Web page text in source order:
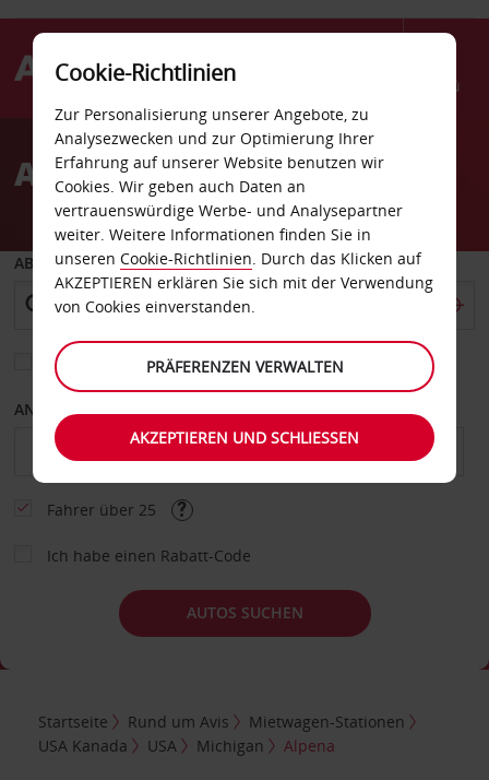
Menü
AvisAutovermietung Alpena
ABHOLEN VON
Eine andere Rückgabestation auswählen
ANFANGSDATUM
Fahrer über 25
Ich habe einen Rabatt-Code
AUTOS SUCHEN
Startseite Rund um Avis
Mietwagen-Stationen
USA Kanada
USA Michigan Alpena
Cookie-Richtlinien
Zur Personalisierung unserer Angebote, zu
Analysezwecken und zur Optimierung Ihrer
Erfahrung auf unserer Website benutzen wir
Cookies. Wir geben auch Daten an
vertrauenswürdige Werbe- und Analysepartner
weiter. Weitere Informationen finden Sie in
unseren Cookie-Richtlinien. Durch das Klicken auf
AKZEPTIEREN erklären Sie sich mit der Verwendung
von Cookies einverstanden.
PRÄFERENZEN VERWALTEN
AKZEPTIEREN UND SCHLIESSEN